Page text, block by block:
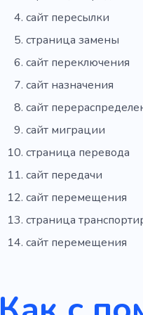
сайт пересылки
страница замены
сайт переключения
сайт назначения
сайт
сайт миграции
страница перевода
сайт передачи
сайт перемещения
страница
сайт перемещения